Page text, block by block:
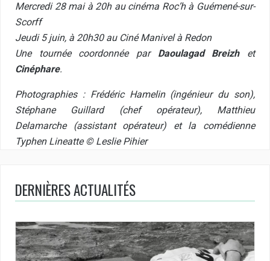
Mercredi 28 mai à 20h au cinéma Roc’h à Guémené-sur-
Scorff
Jeudi 5 juin, à 20h30 au Ciné Manivel à Redon
Une tournée coordonnée par Daoulagad Breizhet
Cinéphare.
Photographies : Frédéric Hamelin (ingénieur du son),
Stéphane Guillard (chef opérateur), Matthieu
Delamarche (assistant opérateur) et la comédienne
Typhen Lineatte © Leslie Pihier
DERNIÈRES ACTUALITÉS